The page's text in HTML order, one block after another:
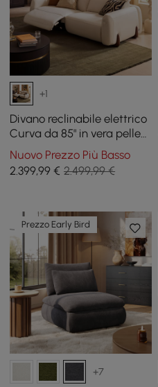
+1
Divano reclinabile elettrico
Curva da 85" in vera pelle
con poggiatesta regolabile
Nuovo Prezzo Più Basso
2.399,99 € 2.499,99 €
Prezzo Early Bird
+7